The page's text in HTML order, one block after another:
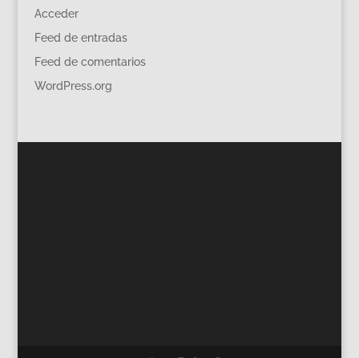
Acceder
Feed de entradas
Feed de comentarios
WordPress.org